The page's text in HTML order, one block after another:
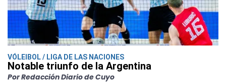
VÓLEIBOL / LIGA DE LAS NACIONES
Notable triunfo de la Argentina
Por Redacción Diario de Cuyo